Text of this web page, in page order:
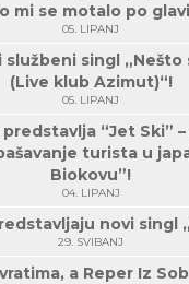
mi se motalo po
05. LIPANJ
singl „Nešto
(Live klub Azimut)“!
05. LIPANJ
“Jet Ski”
turista u
Biokovu”!
04. LIPANJ
novi singl
29. SVIBANJ
a Reper Iz